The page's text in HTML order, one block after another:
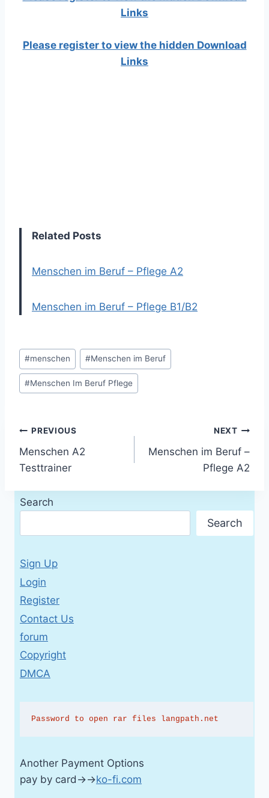
Links
Please register to view the hidden Download
Links
Related Posts
Menschen im Beruf – Pflege A2
Menschen im Beruf – Pflege B1/B2
Post
Tags:
#menschen #Menschen im Beruf
#Menschen Im Beruf Pflege
Post
navigation
PREVIOUS
Menschen A2
Testtrainer
NEXT
Menschen im Beruf –
Pflege A2
Search
Search
Sign Up
Login
Register
Contact Us
forum
Copyright
DMCA
Password to open rar files langpath.net
Another Payment Options
pay by card→→ko-fi.com